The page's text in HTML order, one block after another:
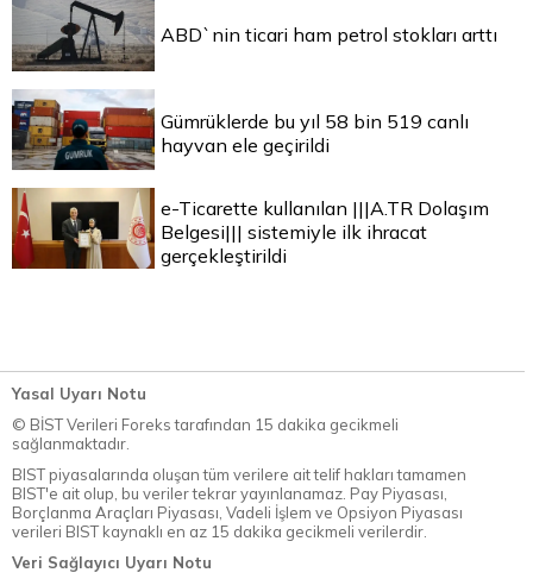
ABD`nin ticari ham petrol stokları arttı
Gümrüklerde bu yıl 58 bin 519 canlı
hayvan ele geçirildi
e-Ticarette kullanılan |||A.TR Dolaşım
Belgesi||| sistemiyle ilk ihracat
gerçekleştirildi
Yasal Uyarı Notu
© BİST Verileri Foreks tarafından 15 dakika gecikmeli
sağlanmaktadır.
BIST piyasalarında oluşan tüm verilere ait telif hakları tamamen
BIST'e ait olup, bu veriler tekrar yayınlanamaz. Pay Piyasası,
Borçlanma Araçları Piyasası, Vadeli İşlem ve Opsiyon Piyasası
verileri BIST kaynaklı en az 15 dakika gecikmeli verilerdir.
Veri Sağlayıcı Uyarı Notu